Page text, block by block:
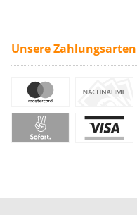
Unsere Zahlungsarten